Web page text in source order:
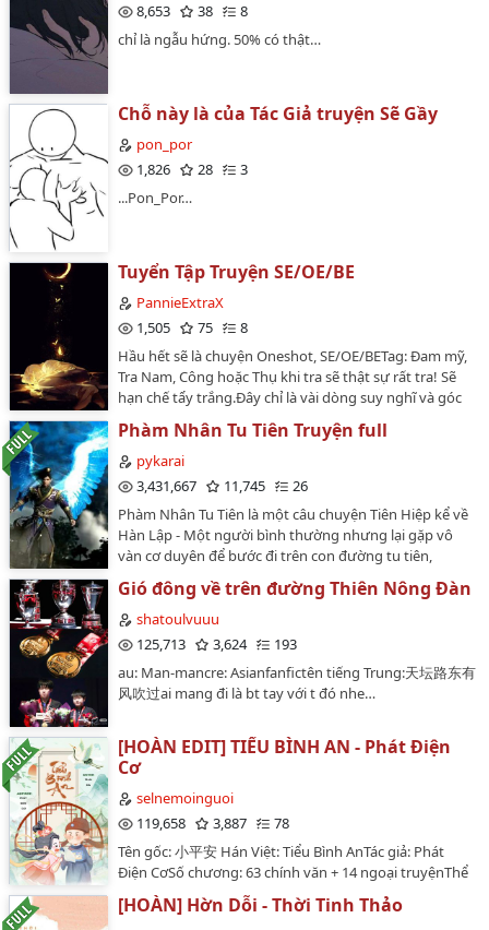
8,653
38
8
chỉ là ngẫu hứng. 50% có thật…
Chỗ này là của Tác Giả truyện Sẽ Gầy
pon_por
1,826
28
3
...Pon_Por…
Tuyển Tập Truyện SE/OE/BE
PannieExtraX
1,505
75
8
Hầu hết sẽ là chuyện Oneshot, SE/OE/BETag: Đam mỹ,
Tra Nam, Công hoặc Thụ khi tra sẽ thật sự rất tra! Sẽ
hạn chế tẩy trắng.Đây chỉ là vài dòng suy nghĩ và góc
nhàng. Mình xin cám ơn.Cách sử dụng: Trước mỗi một
truyện mình sẽ để văn án, sau khi đọc văn án nếu bạn
không thích có thể bỏ qua truyện đó và chờ đợi truyện
hối hận cũng sẽ khó được tha thứ! Các bé ngoan xinh
yêu không nên học tập các tra công/tra thụ trong đây.
…
Phàm Nhân Tu Tiên Truyện full
pykarai
3,431,667
11,745
26
Phàm Nhân Tu Tiên là một câu chuyện Tiên Hiệp kể về
Hàn Lập - Một người bình thường nhưng lại gặp vô
vàn cơ duyên để bước đi trên con đường tu tiên,
Hàn Lập từng bước khẳng định mình... Liệu Hàn Lập
và người yêu có thể cùng bước trên con đường tu tiên
và có một cái kết hoàn mỹ? Những thử thách nào
tiết không quá chậm, không quá nhanh, diễn tả khá
đặc biệt, lời văn trôi chảy, nhân vật tính cách đặc thù.
Bạn nào thích đọc Tru Tiên hoặc Thương Thiên chắc sẽ
thích Phàm Nhân Tu Tiên Truyện. Mời bạn đọc cùng
Gió đông về trên đường Thiên Nông Đàn
shatoulvuuu
125,713
3,624
193
au: Man-mancre: Asianfanfictên tiếng Trung:天坛路东有
风吹过ai mang đi là bt tay với t đó nhe…
[HOÀN EDIT] TIỂU BÌNH AN - Phát Điện
Cơ
selnemoinguoi
119,658
3,887
78
Tên gốc: 小平安 Hán Việt: Tiểu Bình AnTác giả: Phát
Điện CơSố chương: 63 chính văn + 14 ngoại truyệnThể
loại: Nguyên sang, Ngôn tình, Cổ đại, HE, Tình cảm,
Ngọt sủng, Cung đình hầu tước, Nhẹ nhàng, 1v1, Đoàn
[HOÀN] Hờn Dỗi - Thời Tinh Thảo